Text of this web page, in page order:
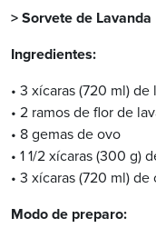
> Sorvete de Lavanda
Ingredientes:
• 3 xícaras (720 ml) de
• 2 ramos de flor de
• 8 gemas de ovo
• 1 1/2 xícaras (300 g)
• 3 xícaras (720 ml)
Modo de preparo: